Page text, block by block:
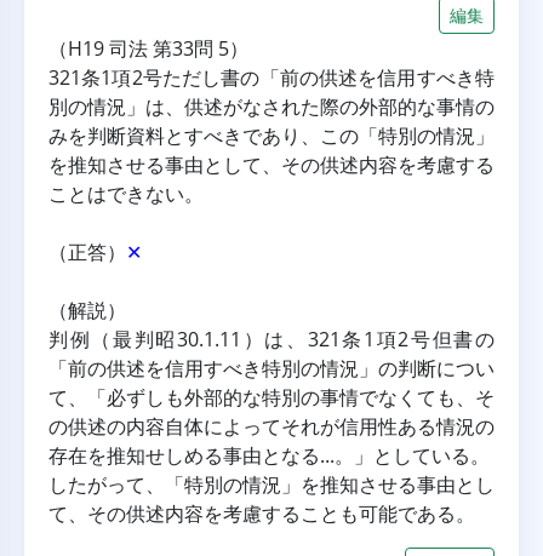
編集
（H19 司法 第33問 5）
321条1項2号ただし書の「前の供述を信用すべき特
別の情況」は、供述がなされた際の外部的な事情の
みを判断資料とすべきであり、この「特別の情況」
を推知させる事由として、その供述内容を考慮する
ことはできない。
（正答） ✕
（解説）
判例（最判昭30.1.11）は、321条1項2号但書の
「前の供述を信用すべき特別の情況」の判断につい
て、「必ずしも外部的な特別の事情でなくても、そ
の供述の内容自体によってそれが信用性ある情況の
存在を推知せしめる事由となる...。」としている。
したがって、「特別の情況」を推知させる事由とし
て、その供述内容を考慮することも可能である。